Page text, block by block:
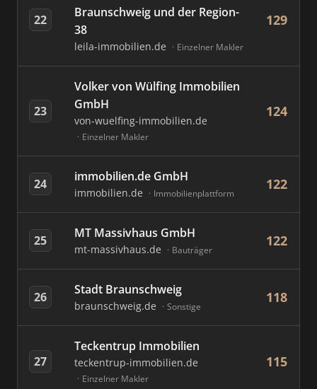
22
Braunschweig und der Region-
38
leila-immobilien.de Einzelner Makler
129
23
Volker von Wülfing Immobilien
GmbH
von-wuelfing-immobilien.de
Einzelner Makler
124
24 immobilien.de GmbH
immobilien.de Immobilienplattform
122
25 MT Massivhaus GmbH
mt-massivhaus.de Bauträger
122
26 Stadt Braunschweig
braunschweig.de Sonstige
118
27
Teckentrup Immobilien
teckentrup-immobilien.de
Einzelner Makler
115